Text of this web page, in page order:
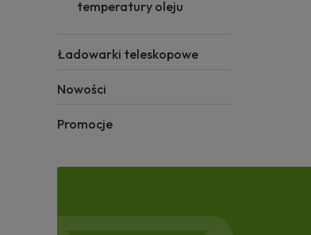
temperatury oleju
Ładowarki teleskopowe
Nowości
Promocje